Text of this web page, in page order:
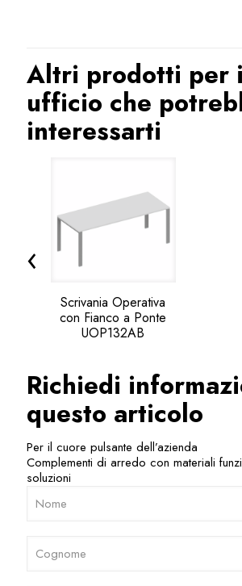
Altri prodotti per
ufficio che
interessarti
Scrivania Operativa
con Fianco a Ponte
UOP132AB
‹
Richiedi
questo articolo
Per il cuore pulsante dell’azienda
Complementi di arredo con materiali
soluzioni